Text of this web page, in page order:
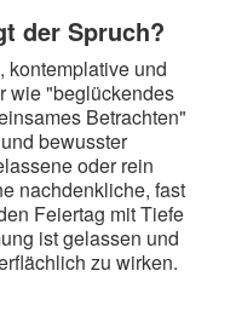
der Spruch?
kontemplative und
wie "beglückendes
Betrachten"
bewusster
oder rein
nachdenkliche, fast
Feiertag mit Tiefe
ist gelassen und
zu wirken.